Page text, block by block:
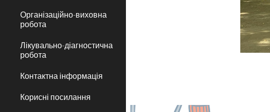
Організаційно-виховна
робота
Лікувально-діагностична
робота
Контактна інформація
Корисні посилання